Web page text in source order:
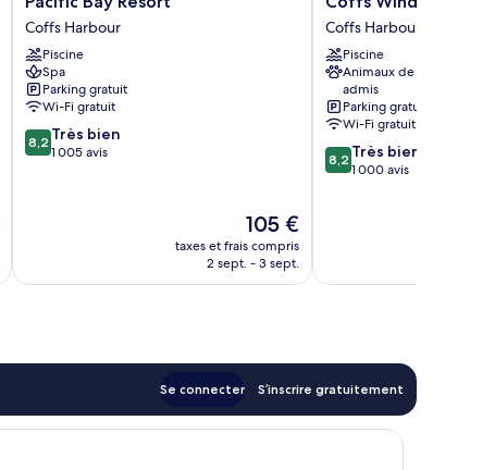
Bay
Resort
Coffs
Harbour
Coffs Harbour
Piscine
Spa
Parking gratuit
Wi-Fi gratuit
8.2
sur
8,2 Très bien
1 005 avis
Le
nouveau
prix
105 €
taxes et frais compris
2 sept. - 3 sept.
Windmill
Motel
Coffs
Harbour
Coffs Harbour
Piscine
Animaux de compagnie
admis
Parking gratuit
Wi-Fi gratuit
8.2
sur
8,2 Très bien
1 000 avis
Se connecter S’inscrire gratuitement